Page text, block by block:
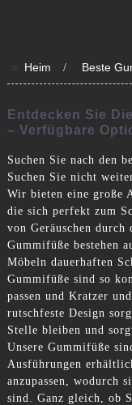
>> Heim Beste
Entdecken Sie
– Verfügbare
Suchen Sie nach den
Suchen Sie nicht
Wir bieten eine große
die sich perfekt zum
von Geräuschen durch
Gummifüße bestehen
Möbeln dauerhaften
Gummifüße sind so
passen und Kratzer
rutschfeste Design
Stelle bleiben und
Unsere Gummifüße
Ausführungen
anzupassen, wodurch
sind. Ganz gleich, ob